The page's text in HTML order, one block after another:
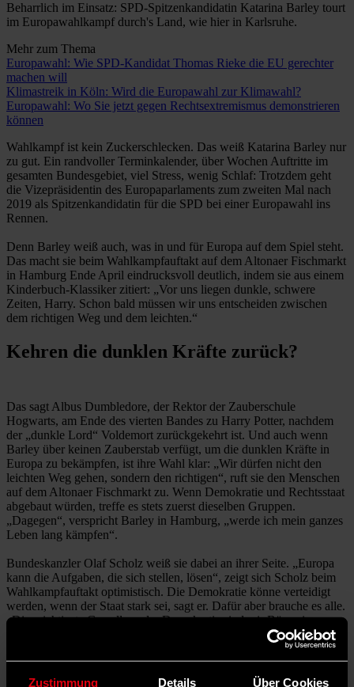
Zustimmung Details Über Cookies
Beharrlich im Einsatz: SPD-Spitzenkandidatin Katarina Barley tourt
im Europawahlkampf durch's Land, wie hier in Karlsruhe.
Mehr zum Thema
Europawahl: Wie SPD-Kandidat Thomas Rieke die EU gerechter
machen will
Klimastreik in Köln: Wird die Europawahl zur Klimawahl?
Europawahl: Wo Sie jetzt gegen Rechtsextremismus demonstrieren
können
Wahlkampf ist kein Zuckerschlecken. Das weiß Katarina Barley nur
zu gut. Ein randvoller Terminkalender, über Wochen Auftritte im
gesamten Bundesgebiet, viel Stress, wenig Schlaf: Trotzdem geht
die Vizepräsidentin des Europaparlaments zum zweiten Mal nach
2019 als Spitzenkandidatin für die SPD bei einer Europawahl ins
Rennen.
Denn Barley weiß auch, was in und für Europa auf dem Spiel steht.
Das macht sie beim Wahlkampfauftakt auf dem Altonaer Fischmarkt
in Hamburg Ende April eindrucksvoll deutlich, indem sie aus einem
Kinderbuch-Klassiker zitiert: „Vor uns liegen dunkle, schwere
Zeiten, Harry. Schon bald müssen wir uns entscheiden zwischen
dem richtigen Weg und dem leichten.“
Kehren die dunklen Kräfte zurück?
Das sagt Albus Dumbledore, der Rektor der Zauberschule
Hogwarts, am Ende des vierten Bandes zu Harry Potter, nachdem
der „dunkle Lord“ Voldemort zurückgekehrt ist. Und auch wenn
Barley über keinen Zauberstab verfügt, um die dunklen Kräfte in
Europa zu bekämpfen, ist ihre Wahl klar: „Wir dürfen nicht den
leichten Weg gehen, sondern den richtigen“, ruft sie den Menschen
auf dem Altonaer Fischmarkt zu. Wenn Demokratie und Rechtsstaat
abgebaut würden, treffe es stets zuerst dieselben Gruppen.
„Dagegen“, verspricht Barley in Hamburg, „werde ich mein ganzes
Leben lang kämpfen“.
Bundeskanzler Olaf Scholz weiß sie dabei an ihrer Seite. „Europa
kann die Aufgaben, die sich stellen, lösen“, zeigt sich Scholz beim
Wahlkampfauftakt optimistisch. Die Demokratie könne verteidigt
werden, wenn der Staat stark sei, sagt er. Dafür aber brauche es alle.
„Die wichtigste Grundlage der Demokratie sind wir Bürgerinnen
und Bürger.“ In Hamburg verspricht Scholz eben jenen Bürgerinnen
und Bürgern auch mit Blick auf die Unterstützung der Ukraine
gegen den russischen Aggressor: „Sie können sich darauf verlassen,
dass wir diesen Kurs der Besonnenheit nicht verlassen werden.“